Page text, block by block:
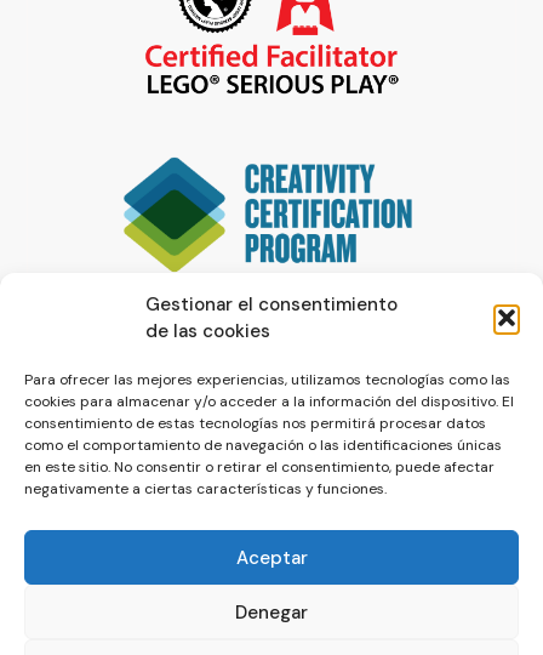
Gestionar el consentimiento
de las cookies
Para ofrecer las mejores experiencias, utilizamos tecnologías como las
cookies para almacenar y/o acceder a la información del dispositivo. El
consentimiento de estas tecnologías nos permitirá procesar datos
como el comportamiento de navegación o las identificaciones únicas
en este sitio. No consentir o retirar el consentimiento, puede afectar
negativamente a ciertas características y funciones.
Aceptar
Denegar